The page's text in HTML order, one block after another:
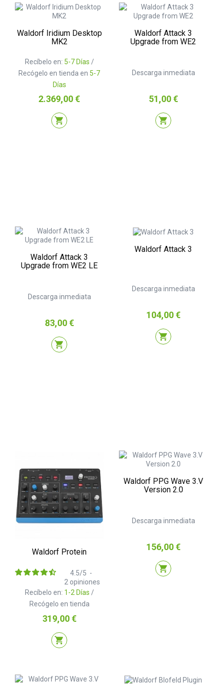
Waldorf Iridium Desktop
MK2
Recíbelo en: 5-7 Días /
Recógelo en tienda en 5-7
Días
Precio
2.369,00 €
shopping_cart
Waldorf Attack 3
Upgrade from WE2
Descarga inmediata
Precio
51,00 €
shopping_cart
Waldorf Attack 3
Upgrade from WE2 LE
Descarga inmediata
Precio
83,00 €
shopping_cart
Waldorf Attack 3
Descarga inmediata
Precio
104,00 €
shopping_cart
Waldorf Protein
Recíbelo en: 1-2 Días /
Recógelo en tienda
4.5/5 -
2 opiniones
Precio
319,00 €
shopping_cart
Waldorf PPG Wave 3.V
Version 2.0
Descarga inmediata
Precio
156,00 €
shopping_cart